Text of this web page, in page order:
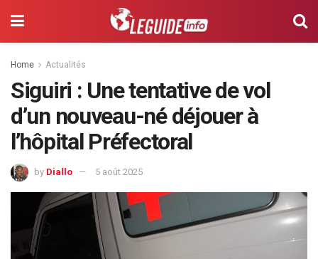
Home Actualités
Siguiri : Une tentative de vol
d’un nouveau-né déjouer à
l’hôpital Préfectoral
by Diallo 5 août 2025